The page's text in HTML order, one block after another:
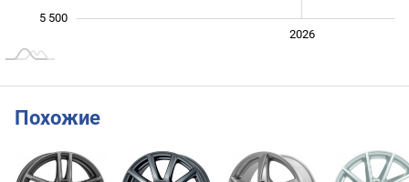
5 500
2026
Похожие